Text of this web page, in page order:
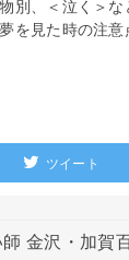
別、＜泣く＞な
を見た時の注
ツイート
師 金沢・加賀